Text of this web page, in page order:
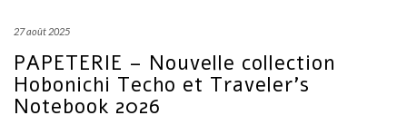
27 août 2025
PAPETERIE – Nouvelle collection
Hobonichi Techo et Traveler’s
Notebook 2026